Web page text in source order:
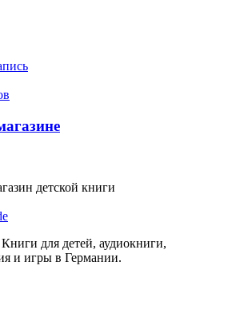
детской книги
для детей, аудиокниги,
и игры в Германии.